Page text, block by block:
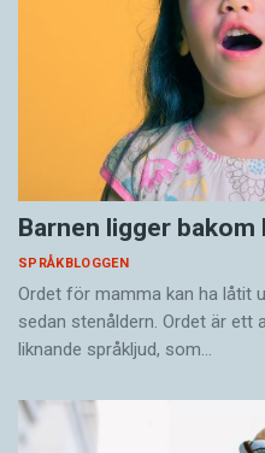
Barnen ligger bakom
SPRÅKBLOGGEN
Ordet för mamma kan ha låtit
sedan stenåldern. Ordet är ett
liknande språkljud, som…